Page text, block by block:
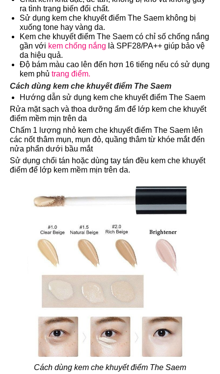
ra tình trạng biến đổi chất.
Sử dụng kem che khuyết điểm The Saem không bị
xuống tone hay vàng da.
Kem che khuyết điểm The Saem có chỉ số chống nắng
gần với kem chống nắng là SPF28/PA++ giúp bảo vệ
da hiệu quả.
Độ bám màu cao lên đến hơn 16 tiếng nếu có sử dụng
kem phủ trang điểm.
Cách dùng kem che khuyết điểm The Saem
Hướng dẫn sử dụng kem che khuyết điểm The Saem
Rửa mặt sạch và thoa dưỡng ẩm để lớp kem che khuyết
điểm mềm mịn trên da
Chấm 1 lượng nhỏ kem che khuyết điểm The Saem lên
các nốt thâm mụn, mụn đỏ, quầng thâm từ khóe mắt đến
nửa phẩn dưới bầu mắt
Sử dụng chổi tán hoặc dùng tay tán đều kem che khuyết
điểm để lớp kem mềm mịn trên da.
Cách dùng kem che khuyết điểm The Saem